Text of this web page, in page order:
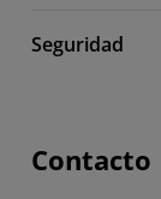
Seguridad
Contacto